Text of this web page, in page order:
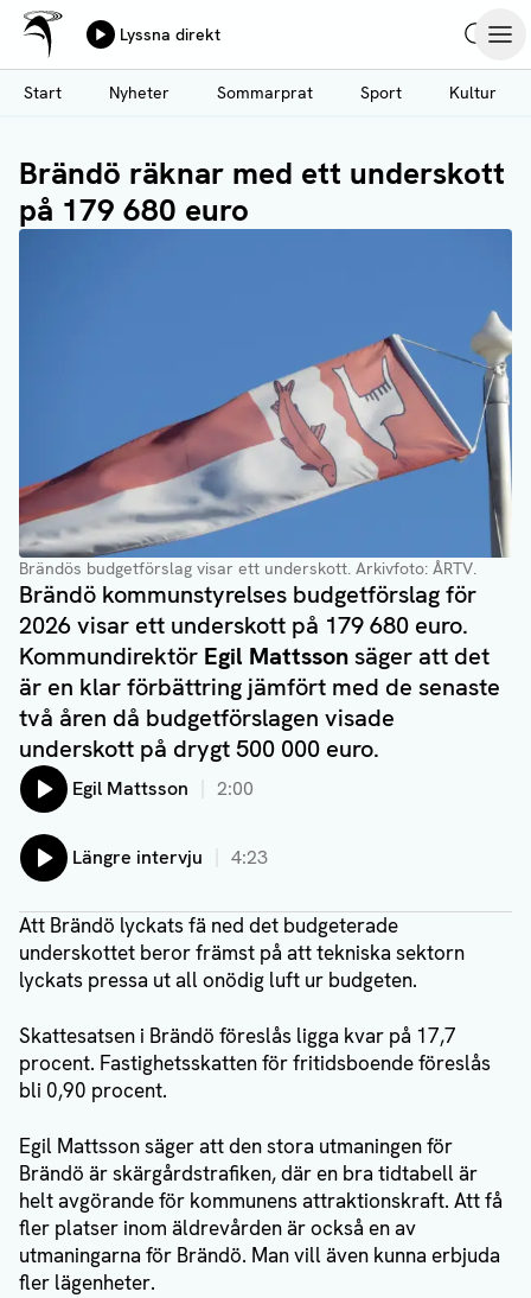
Hoppa
till
huvudinnehåll
Ålands Radio & TV
Lyssna direkt
Start
Nyheter Sommarprat Sport Kultur
Brändö räknar med ett underskott
på 179 680 euro
Brändös budgetförslag visar ett underskott. Arkivfoto: ÅRTV.
Brändö kommunstyrelses budgetförslag för
2026 visar ett underskott på 179 680 euro.
Kommundirektör Egil Mattssonsäger att det
är en klar förbättring jämfört med de senaste
två åren då budgetförslagen visade
underskott på drygt 500 000 euro.
Lyssna på:
Egil Mattsson 2:00
Lyssna på:
Längre intervju 4:23
Att Brändö lyckats fä ned det budgeterade
underskottet beror främst på att tekniska sektorn
lyckats pressa ut all onödig luft ur budgeten.
Skattesatsen i Brändö föreslås ligga kvar på 17,7
procent. Fastighetsskatten för fritidsboende föreslås
bli 0,90 procent.
Egil Mattsson säger att den stora utmaningen för
Brändö är skärgårdstrafiken, där en bra tidtabell är
helt avgörande för kommunens attraktionskraft. Att få
fler platser inom äldrevården är också en av
utmaningarna för Brändö. Man vill även kunna erbjuda
fler lägenheter.